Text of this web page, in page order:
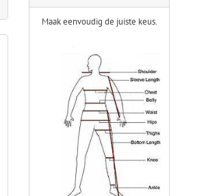
Maak eenvoudig de juiste keus.